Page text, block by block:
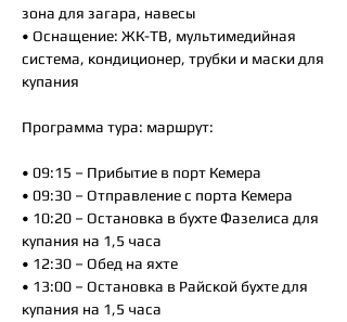
зона для загара, навесы
• Оснащение: ЖК-ТВ, мультимедийная
система, кондиционер, трубки и маски для
купания
Программа тура: маршрут:
• 09:15 – Прибытие в порт Кемера
• 09:30 – Отправление с порта Кемера
• 10:20 – Остановка в бухте Фазелиса для
купания на 1,5 часа
• 12:30 – Обед на яхте
• 13:00 – Остановка в Райской бухте для
купания на 1,5 часа